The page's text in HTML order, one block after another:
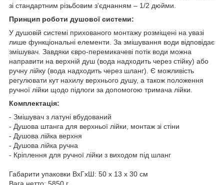
зі стандартним різьбовим з'єднанням – 1/2 дюйми.
Принцип роботи душової системи:
У душовій системі прихованого монтажу розміщені на увазі
лише функціональні елементи. За змішування води відповідає
змішувач. Завдяки євро-перемикачеві потік води можна
направити на верхній душ (вода надходить через стійку) або
ручну лійку (вода надходить через шланг). Є можливість
регулювати кут нахилу верхнього душу, а також положення
ручної лійки щодо підлоги за допомогою тримача лійки.
Комплектація:
- Змішувач з латуні вбудований
- Душова штанга для верхньої лійки, монтаж зі стіни
- Душова лійка верхня
- Душова лійка ручна
- Кріплення для ручної лійки з виходом під шланг
Габарити упаковки ВхГхШ: 50 х 13 х 30 см
Вага нетто: 5850 г